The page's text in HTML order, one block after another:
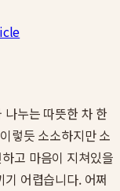
나누는 따뜻한 차 한
렇듯 소소하지만 소
고 마음이 지쳐있을
어렵습니다. 어쩌